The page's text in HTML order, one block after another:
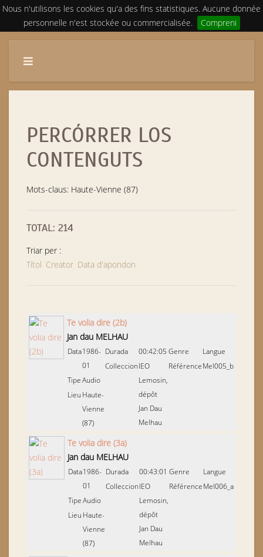
Nous n'utilisons les cookies qu'a des fins statistiques. Aucune donnée
personnelle n'est stockée ou commercialisée.
Compreni
PERCÓRRER LOS
CONTENGUTS
Mots-claus: Haute-Vienne (87)
TOTAL: 214
Triar per :
Títol Creator Data d'apondon
Te volia dire (2b)
Jan dau MELHAU
Data1986-
01
TipeAudio
Lieu Haute-
Vienne
(87)
Durada
00:42:05
ColleccionIEO
Lemosin,
dépôt
Jan Dau
Melhau
Genre
Langue
RéférenceMel005_b
Te volia dire (3a)
Jan dau MELHAU
Data1986-
01
TipeAudio
Lieu Haute-
Vienne
(87)
Durada
00:43:01
ColleccionIEO
Lemosin,
dépôt
Jan Dau
Melhau
Genre
Langue
RéférenceMel006_a